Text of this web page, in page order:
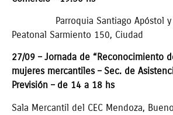
Parroquia Santiago Apóstol y
Peatonal Sarmiento 150, Ciudad
27/09 – Jornada de “Reconocimiento
mujeres mercantiles – Sec. de
Previsión – de 14 a 18 hs
Sala Mercantil del CEC Mendoza,